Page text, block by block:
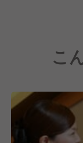
お料理でお迎
こ